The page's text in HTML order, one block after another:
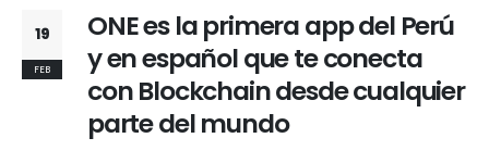
19
FEB
ONE es la primera app del Perú
y en español que te conecta
con Blockchain desde cualquier
parte del mundo